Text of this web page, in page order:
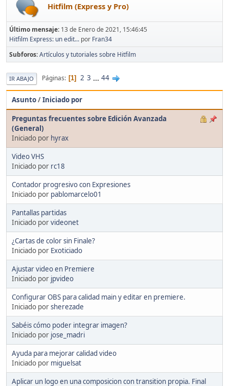
Hitfilm (Express y Pro)
Último mensaje: 13 de Enero de 2021, 15:46:45
Hitfilm Express: un edit... por Fran34
Subforos Artículos y tutoriales sobre Hitfilm
IR ABAJO Páginas 1 2 3 ... 44
Asunto/Iniciado por
Preguntas frecuentes sobre Edición Avanzada
(General)
Iniciado por hyrax
Video VHS
Iniciado por rc18
Contador progresivo con Expresiones
Iniciado por pablomarcelo01
Pantallas partidas
Iniciado porvideonet
¿Cartas de color sin Finale?
Iniciado por Exoticiado
Ajustar video en Premiere
Iniciado por jpvideo
Configurar OBS para calidad main y editar en premiere.
Iniciado porsherezade
Sabéis cómo poder integrar imagen?
Iniciado por jose_madri
Ayuda para mejorar calidad video
Iniciado por miguelsat
Aplicar un logo en una composicion con transition propia. Final